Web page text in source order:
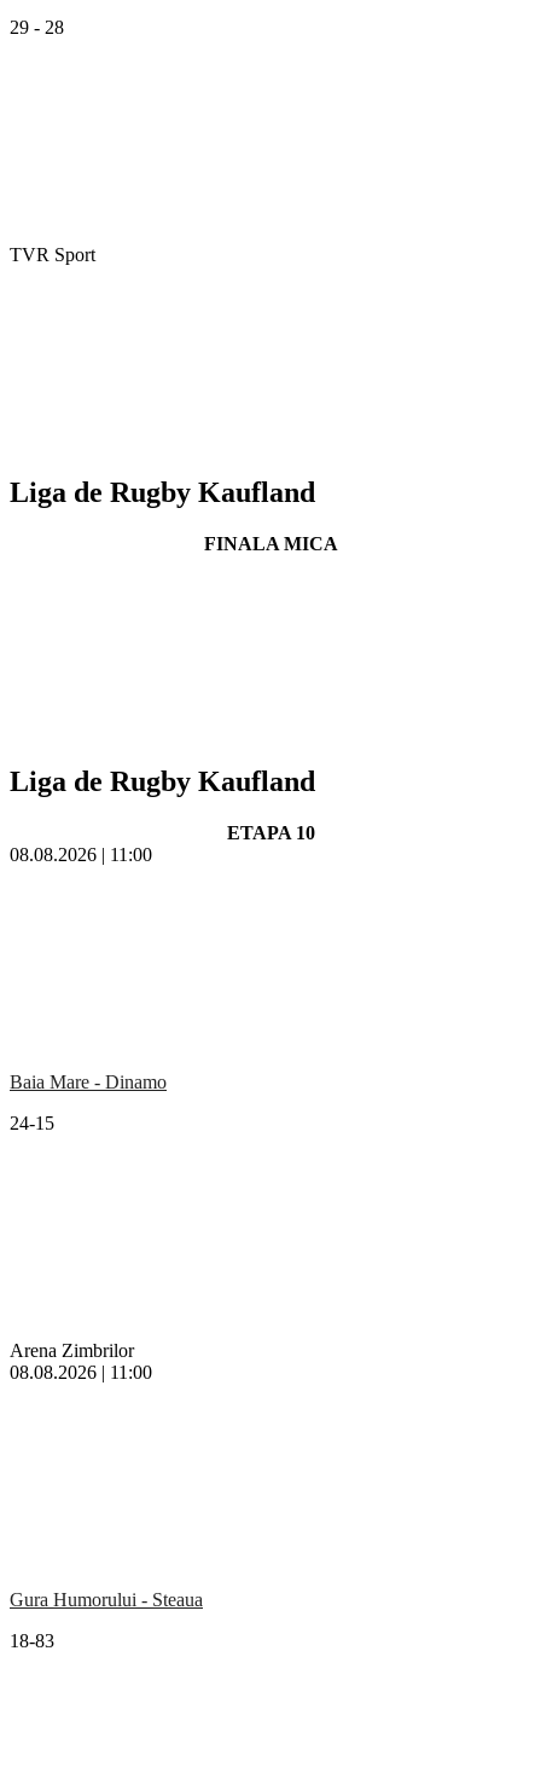
29 - 28
TVR Sport
Liga de Rugby Kaufland
FINALA MICA
Liga de Rugby Kaufland
ETAPA 10
08.08.2026 | 11:00
Baia Mare - Dinamo
24-15
Arena Zimbrilor
08.08.2026 | 11:00
Gura Humorului - Steaua
18-83